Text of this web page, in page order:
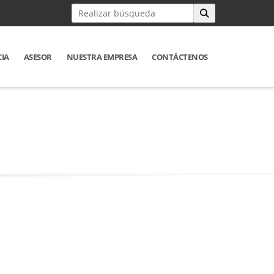
ASESOR NUESTRA EMPRESA CONTÁCTENOS